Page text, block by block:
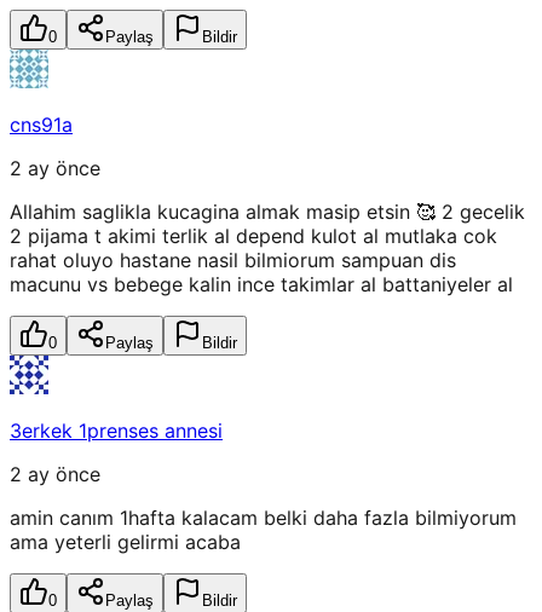
0 Paylaş Bildir
cns91a
2 ay önce
Allahim saglikla kucagina almak masip etsin 🥰 2 gecelik
2 pijama t akimi terlik al depend kulot al mutlaka cok
rahat oluyo hastane nasil bilmiorum sampuan dis
macunu vs bebege kalin ince takimlar al battaniyeler al
0 Paylaş Bildir
3erkek 1prenses annesi
2 ay önce
amin canım 1hafta kalacam belki daha fazla bilmiyorum
ama yeterli gelirmi acaba
0 Paylaş Bildir